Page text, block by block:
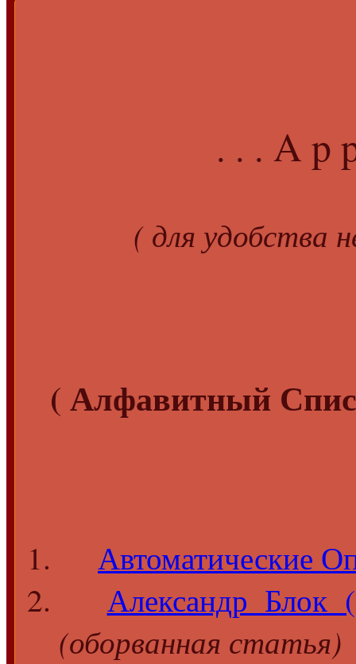
. . . A p
( для удобства
( Алфавитный
Автоматические
Александр Блок
(оборванная статья)